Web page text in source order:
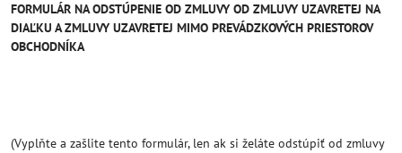
FORMULÁR NA ODSTÚPENIE OD ZMLUVY OD ZMLUVY UZAVRETEJ NA
DIAĽKU A ZMLUVY UZAVRETEJ MIMO PREVÁDZKOVÝCH PRIESTOROV
OBCHODNÍKA
(Vyplňte a zašlite tento formulár, len ak si želáte odstúpiť od zmluvy